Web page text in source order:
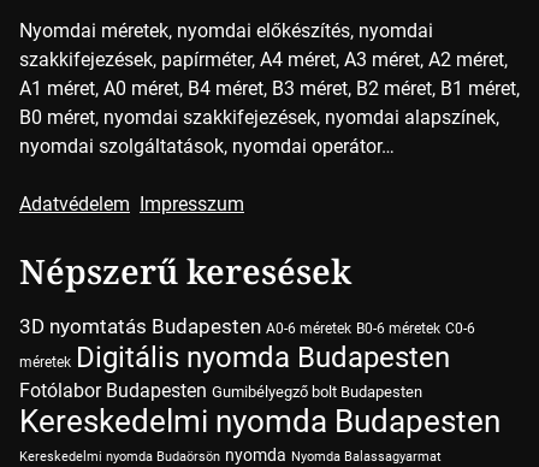
Nyomdai méretek, nyomdai előkészítés, nyomdai
szakkifejezések, papírméter, A4 méret, A3 méret, A2 méret,
A1 méret, A0 méret, B4 méret, B3 méret, B2 méret, B1 méret,
B0 méret, nyomdai szakkifejezések, nyomdai alapszínek,
nyomdai szolgáltatások, nyomdai operátor…
Adatvédelem Impresszum
Népszerű keresések
3D nyomtatás Budapesten A0-6 méretek B0-6 méretek C0-6
méretek Digitális nyomda Budapesten
Fotólabor Budapesten Gumibélyegző bolt Budapesten
Kereskedelmi nyomda Budapesten
Kereskedelmi nyomda Budaörsön nyomda Nyomda Balassagyarmat